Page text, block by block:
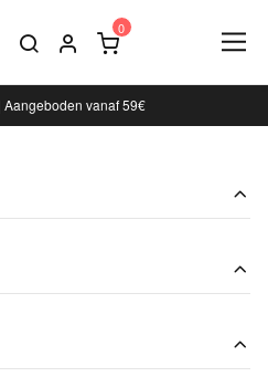
vanaf 59€